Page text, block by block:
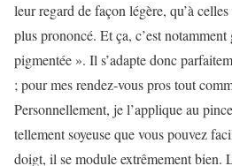
leur regard de façon légère, qu’à
plus prononcé. Et ça, c’est notamment
pigmentée ». Il s’adapte donc
; pour mes rendez-vous pros tout
Personnellement, je l’applique au
tellement soyeuse que vous pouvez
doigt, il se module extrêmement bien.